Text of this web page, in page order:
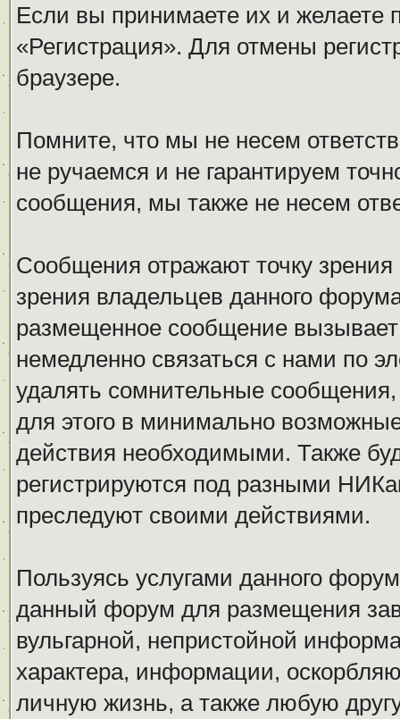
Если вы принимаете их и желаете
«Регистрация». Для отмены
браузере.
Помните, что мы не несем
не ручаемся и не гарантируем
сообщения, мы также не несем
Сообщения отражают точку
зрения владельцев данного
размещенное сообщение
немедленно связаться с нами по
удалять сомнительные
для этого в минимально
действия необходимыми. Также
регистрируются под разными
преследуют своими действиями.
Пользуясь услугами данного
данный форум для размещения
вульгарной, непристойной
характера, информации,
личную жизнь, а также любую